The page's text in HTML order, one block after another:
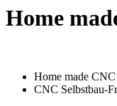
Home
Home made
CNC Selbstbau-